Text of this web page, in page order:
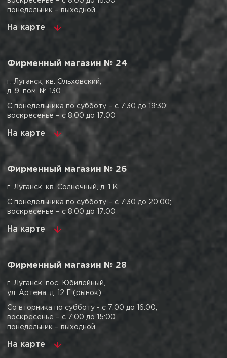
понедельник – выходной
На карте
Фирменный магазин № 24
г. Луганск, кв. Ольховский,
д. 9, пом. № 130
С понедельника по субботу – с 7:30 до 19:30;
воскресенье – с 8:00 до 17:00
На карте
Фирменный магазин № 26
г. Луганск, кв. Солнечный, д. 1 К
С понедельника по субботу – с 7:30 до 20:00;
воскресенье – с 8:00 до 17:00
На карте
Фирменный магазин № 28
г. Луганск, пос. Юбилейный,
ул. Артема, д. 12 Г (рынок)
Со вторника по субботу - с 7:00 до 16:00;
воскресенье – с 7:00 до 15:00
понедельник – выходной
На карте